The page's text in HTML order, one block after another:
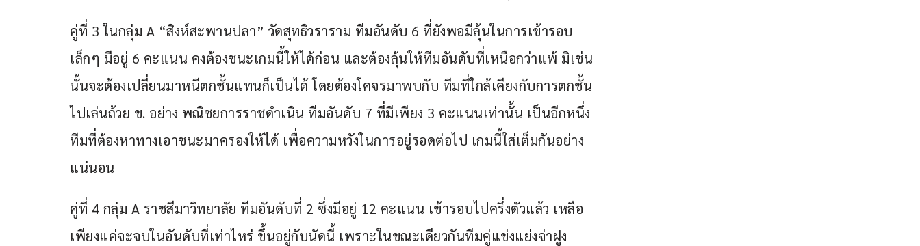
คู่ที่ 3 ในกลุ่ม A “สิงห์สะพานปลา” วัดสุทธิวราราม ทีมอันดับ 6 ที่ยังพอมีลุ้นในการเข้ารอบ
เล็กๆ มีอยู่ 6 คะแนน คงต้องชนะเกมนี้ให้ได้ก่อน และต้องลุ้นให้ทีมอันดับที่เหนือกว่าแพ้ มิเช่น
นั้นจะต้องเปลี่ยนมาหนีตกชั้นแทนก็เป็นได้ โดยต้องโคจรมาพบกับ ทีมที่ใกล้เคียงกับการตกชั้น
ไปเล่นถ้วย ข. อย่าง พณิชยการราชดำเนิน ทีมอันดับ 7 ที่มีเพียง 3 คะแนนเท่านั้น เป็นอีกหนึ่ง
ทีมที่ต้องหาทางเอาชนะมาครองให้ได้ เพื่อความหวังในการอยู่รอดต่อไป เกมนี้ใส่เต็มกันอย่าง
แน่นอน
คู่ที่ 4 กลุ่ม A ราชสีมาวิทยาลัย ทีมอันดับที่ 2 ซึ่งมีอยู่ 12 คะแนน เข้ารอบไปครึ่งตัวแล้ว เหลือ
เพียงแค่จะจบในอันดับที่เท่าไหร่ ขึ้นอยู่กับนัดนี้ เพราะในขณะเดียวกันทีมคู่แข่งแย่งจ่าฝูง